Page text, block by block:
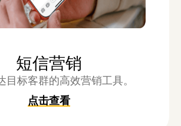
短信营销
目标客群的高效营销工具。
点击查看